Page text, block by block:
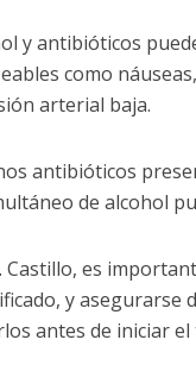
y antibióticos
como
arterial baja.
antibióticos
de alcohol
Castillo, es
y asegurarse
antes de iniciar